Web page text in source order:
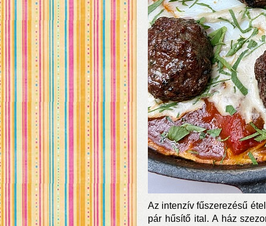
Az intenzív fűszerezésű
pár hűsítő ital. A ház